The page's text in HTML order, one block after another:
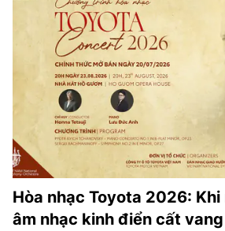
Hòa nhạc Toyota 2026:
âm nhạc kinh điển cất